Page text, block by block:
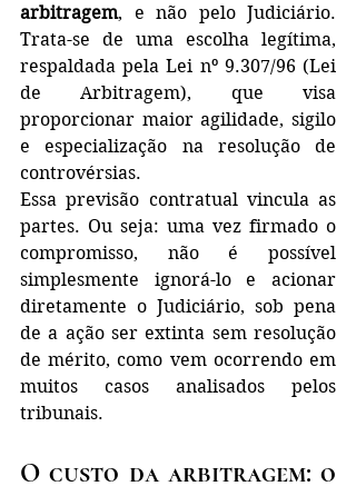
arbitragem, e não pelo Judiciário.
Trata-se de uma escolha legítima,
respaldada pela Lei nº 9.307/96 (Lei
de Arbitragem), que visa
proporcionar maior agilidade, sigilo
e especialização na resolução de
controvérsias.
Essa previsão contratual vincula as
partes. Ou seja: uma vez firmado o
compromisso, não é possível
simplesmente ignorá-lo e acionar
diretamente o Judiciário, sob pena
de a ação ser extinta sem resolução
de mérito, como vem ocorrendo em
muitos casos analisados pelos
tribunais.
O custo da arbitragem: o